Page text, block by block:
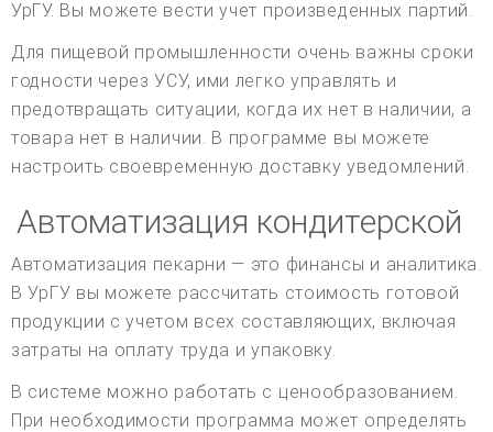
УрГУ. Вы можете вести учет произведенных партий.
Для пищевой промышленности очень важны сроки
годности через УСУ, ими легко управлять и
предотвращать ситуации, когда их нет в наличии, а
товара нет в наличии. В программе вы можете
настроить своевременную доставку уведомлений.
Автоматизация кондитерской
Автоматизация пекарни — это финансы и аналитика.
В УрГУ вы можете рассчитать стоимость готовой
продукции с учетом всех составляющих, включая
затраты на оплату труда и упаковку.
В системе можно работать с ценообразованием.
При необходимости программа может определять